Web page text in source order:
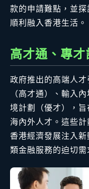
款的申請難點，並
順利融入香港生活。
高才通、專
政府推出的高端人
（高才通）、輸入
境計劃（優才），
海內外人才。這些
香港經濟發展注入
類金融服務的迫切需